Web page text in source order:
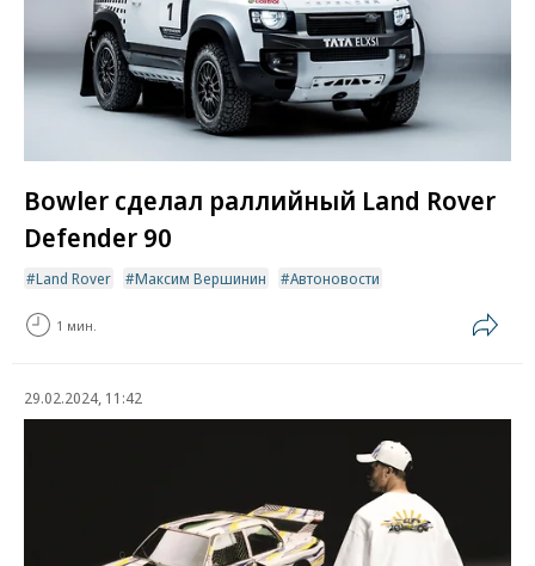
Bowler cделал раллийный Land Rover
Defender 90
Land Rover Максим Вершинин Автоновости
1 мин.
29.02.2024, 11:42